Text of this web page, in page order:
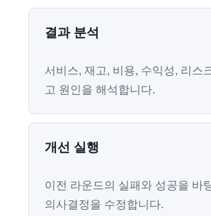
결과 분석
서비스, 재고, 비용, 수익성, 리스
고 원인을 해석합니다.
개선 실행
이전 라운드의 실패와 성공을 바
의사결정을 수정합니다.